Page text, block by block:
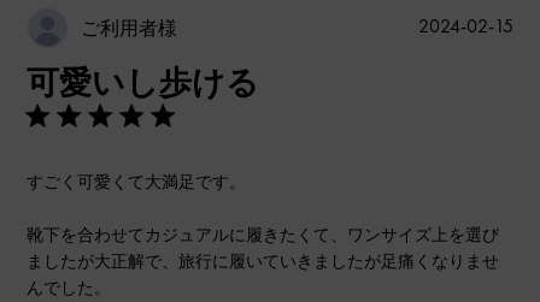
ご利用者様
可愛いし歩ける
すごく可愛くて大満足です。
靴下を合わせてカジュアルに履きたくて、ワンサイズ上を選び
ましたが大正解で、旅行に履いていきましたが足痛くなりませ
んでした。
公
2024-02-15